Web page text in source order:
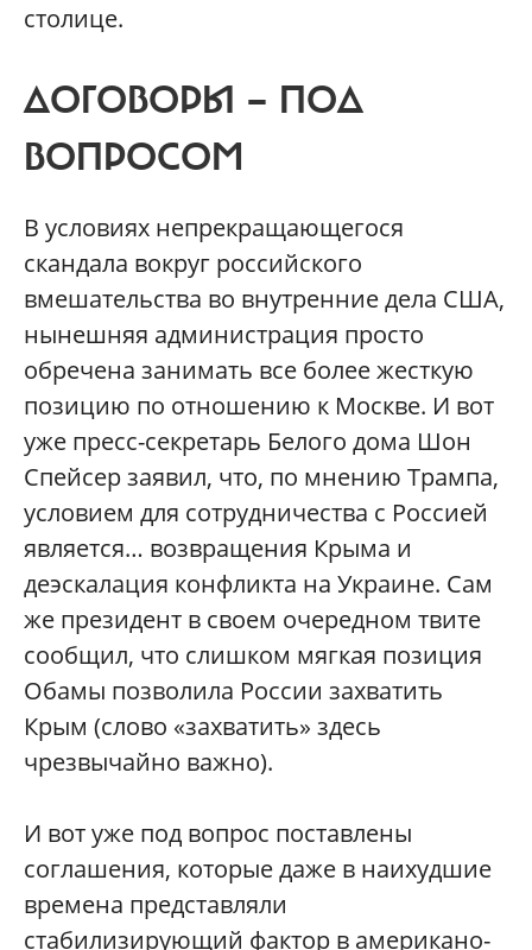
столице.
ДОГОВОРЫ — ПОД
ВОПРОСОМ
В условиях непрекращающегося
скандала вокруг российского
вмешательства во внутренние дела США,
нынешняя администрация просто
обречена занимать все более жесткую
позицию по отношению к Москве. И вот
уже пресс-секретарь Белого дома Шон
Спейсер заявил, что, по мнению Трампа,
условием для сотрудничества с Россией
является… возвращения Крыма и
деэскалация конфликта на Украине. Сам
же президент в своем очередном твите
сообщил, что слишком мягкая позиция
Обамы позволила России захватить
Крым (слово «захватить» здесь
чрезвычайно важно).
И вот уже под вопрос поставлены
соглашения, которые даже в наихудшие
времена представляли
стабилизирующий фактор в американо-